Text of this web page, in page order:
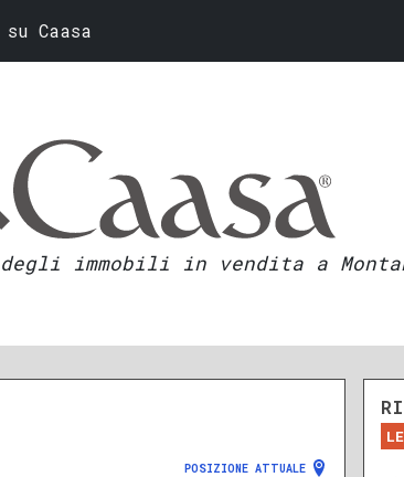
Caasa
immobili in vendita a
POSIZIONE ATTUALE